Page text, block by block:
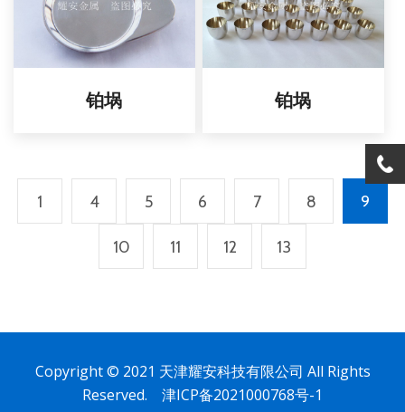
铂埚 铂埚
1 4 5 6 7 8 9
10 11 12 13
Copyright © 2021 天津耀安科技有限公司 All Rights
Reserved. 津ICP备2021000768号-1